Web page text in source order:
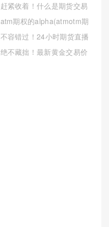
赶紧收着！什么是期货交易
(什么是期货交易保证金)
atm期权的alpha(atmotm期
不容错过！24小时期货直播
间喊单（实时指导，助力投
资决策）
绝不藏拙！最新黄金交易价